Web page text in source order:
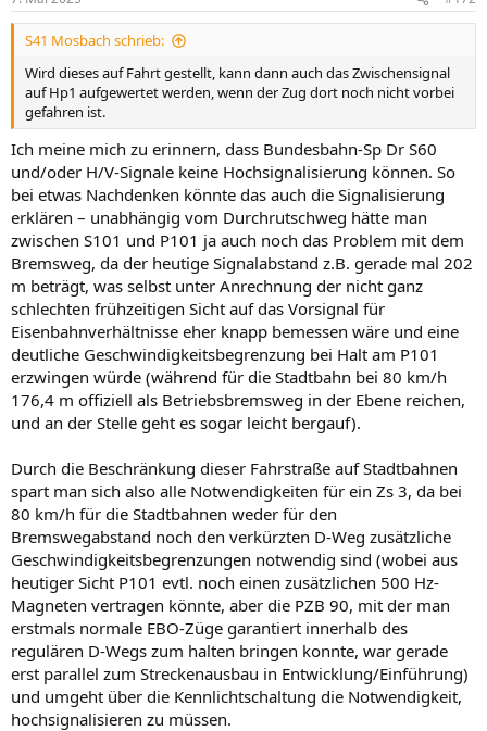
e
n
S41 Mosbach schrieb:
Wird dieses auf Fahrt gestellt, kann dann auch das Zwischensignal
auf Hp1 aufgewertet werden, wenn der Zug dort noch nicht vorbei
gefahren ist.
Ich meine mich zu erinnern, dass Bundesbahn-Sp Dr S60
und/oder H/V-Signale keine Hochsignalisierung können. So
bei etwas Nachdenken könnte das auch die Signalisierung
erklären – unabhängig vom Durchrutschweg hätte man
zwischen S101 und P101 ja auch noch das Problem mit dem
Bremsweg, da der heutige Signalabstand z.B. gerade mal 202
m beträgt, was selbst unter Anrechnung der nicht ganz
schlechten frühzeitigen Sicht auf das Vorsignal für
Eisenbahnverhältnisse eher knapp bemessen wäre und eine
deutliche Geschwindigkeitsbegrenzung bei Halt am P101
erzwingen würde (während für die Stadtbahn bei 80 km/h
176,4 m offiziell als Betriebsbremsweg in der Ebene reichen,
und an der Stelle geht es sogar leicht bergauf).
Durch die Beschränkung dieser Fahrstraße auf Stadtbahnen
spart man sich also alle Notwendigkeiten für ein Zs 3, da bei
80 km/h für die Stadtbahnen weder für den
Bremswegabstand noch den verkürzten D-Weg zusätzliche
Geschwindigkeitsbegrenzungen notwendig sind (wobei aus
heutiger Sicht P101 evtl. noch einen zusätzlichen 500 Hz-
Magneten vertragen könnte, aber die PZB 90, mit der man
erstmals normale EBO-Züge garantiert innerhalb des
regulären D-Wegs zum halten bringen konnte, war gerade
erst parallel zum Streckenausbau in Entwicklung/Einführung)
und umgeht über die Kennlichtschaltung die Notwendigkeit,
hochsignalisieren zu müssen.